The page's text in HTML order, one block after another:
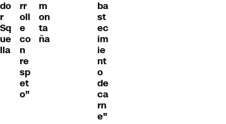
do
r
Sq
ue
lla
rr
oll
e
co
n
re
sp
et
o"
m
on
ta
ña
ba
st
ec
im
ie
nt
o
de
ca
rn
e"